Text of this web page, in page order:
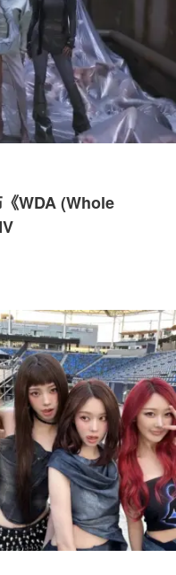
WDA (Whole